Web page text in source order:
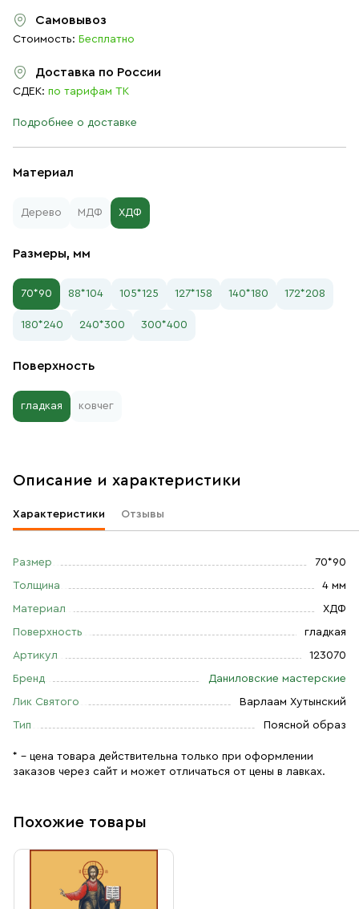
Материал
Дерево МДФ ХДФ
Размеры, мм
70*90 88*104 105*125 127*158 140*180 172*208
180*240 240*300 300*400
Поверхность
гладкая ковчег
Самовывоз
Стоимость: Бесплатно
Доставка по России
СДЕК: по тарифам ТК
Подробнее о доставке
Описание и характеристики
Характеристики Отзывы
Размер 70*90
Толщина 4 мм
Материал ХДФ
Поверхность гладкая
Артикул 123070
Бренд Даниловские мастерские
Лик Святого Варлаам Хутынский
Тип Поясной образ
* – цена товара действительна только при оформлении
заказов через сайт и может отличаться от цены в лавках.
Похожие товары